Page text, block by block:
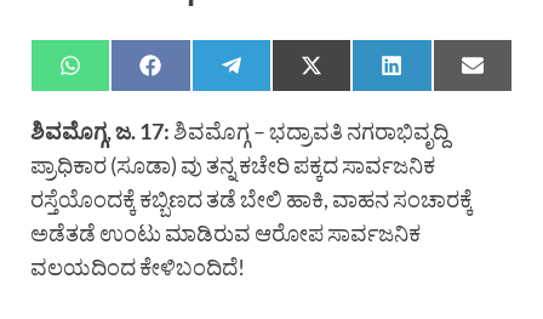
ಶಿವಮೊಗ್ಗ, ಜ. 17:ಶಿವಮೊಗ್ಗ – ಭದ್ರಾವತಿ ನಗರಾಭಿವೃದ್ದಿ
ಪ್ರಾಧಿಕಾರ (ಸೂಡಾ) ವು ತನ್ನ ಕಚೇರಿ ಪಕ್ಕದ ಸಾರ್ವಜನಿಕ
ರಸ್ತೆಯೊಂದಕ್ಕೆ ಕಬ್ಬಿಣದ ತಡೆ ಬೇಲಿ ಹಾಕಿ, ವಾಹನ ಸಂಚಾರಕ್ಕೆ
ಅಡೆತಡೆ ಉಂಟು ಮಾಡಿರುವ ಆರೋಪ ಸಾರ್ವಜನಿಕ
ವಲಯದಿಂದ ಕೇಳಿಬಂದಿದೆ!